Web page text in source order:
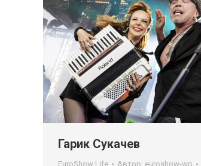
Гарик Сукачев
EuroShow Life Автор: euroshow-wp